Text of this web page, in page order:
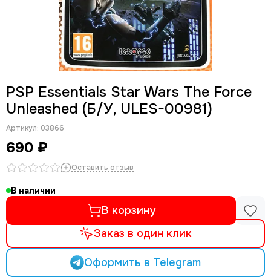
PSP Essentials Star Wars The Force
Unleashed (Б/У, ULES-00981)
Артикул: 03866
690 ₽
Оставить отзыв
В наличии
В корзину
Заказ в один клик
Оформить в Telegram